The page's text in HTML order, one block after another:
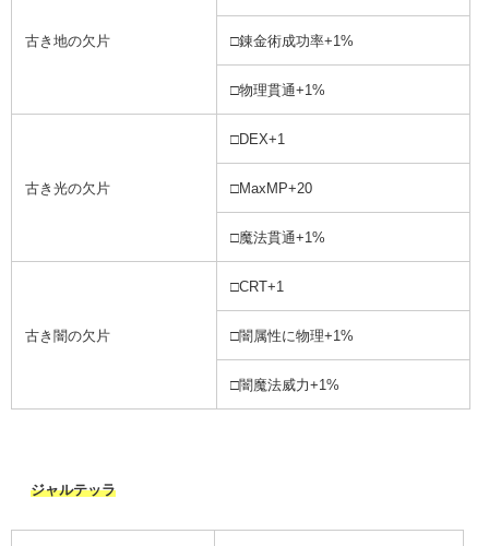
古き地の欠片 □錬金術成功率+1%
□物理貫通+1%
古き光の欠片
□DEX+1
□MaxMP+20
□魔法貫通+1%
古き闇の欠片
□CRT+1
□闇属性に物理+1%
□闇魔法威力+1%
ジャルテッラ